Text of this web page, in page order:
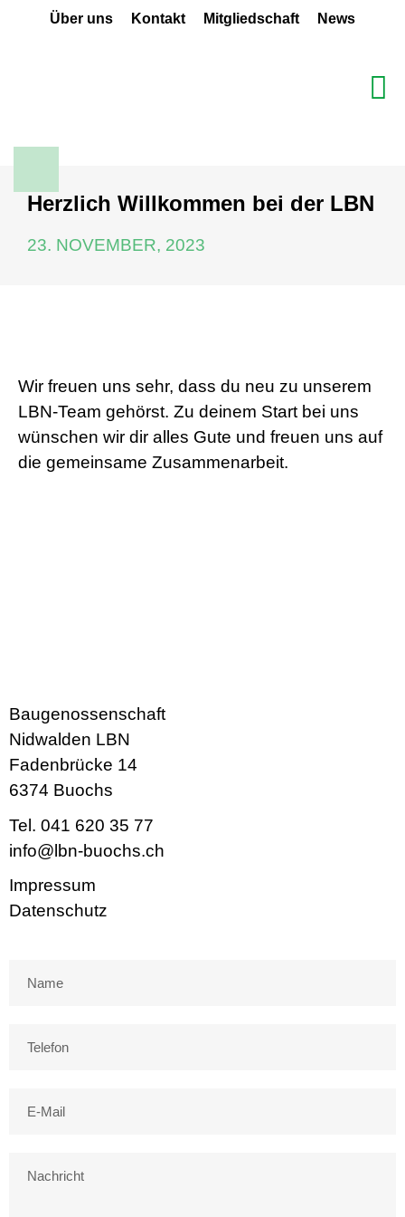
Über uns Kontakt Mitgliedschaft News
Herzlich Willkommen bei der LBN
23. NOVEMBER, 2023
Wir freuen uns sehr, dass du neu zu unserem
LBN-Team gehörst. Zu deinem Start bei uns
wünschen wir dir alles Gute und freuen uns auf
die gemeinsame Zusammenarbeit.
Baugenossenschaft
Nidwalden LBN
Fadenbrücke 14
6374 Buochs
Tel. 041 620 35 77
info@lbn-buochs.ch
Impressum
Datenschutz